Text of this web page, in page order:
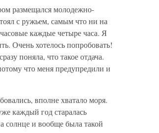
размещался молодежно-
с ружьем, самым что ни на
каждые четыре часа. Я
Очень хотелось попробовать!
поняла, что такое отдача.
что меня предупредили и
вполне хватало моря.
каждый год старалась
солнце и вообще была такой